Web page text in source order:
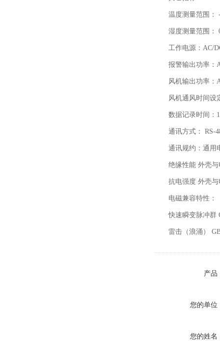
温度测量范围
湿度测量范围：
工作电源：AC/
报警输出功率：
风机输出功率：
风机通风时间设
数据记录时间：
通讯方式： RS-
通讯规约：通用
绝缘性能 外壳
抗电强度 外壳
电磁兼容特性：
快速瞬变脉冲群
雷击（浪涌）
产品
您的单位
您的姓名